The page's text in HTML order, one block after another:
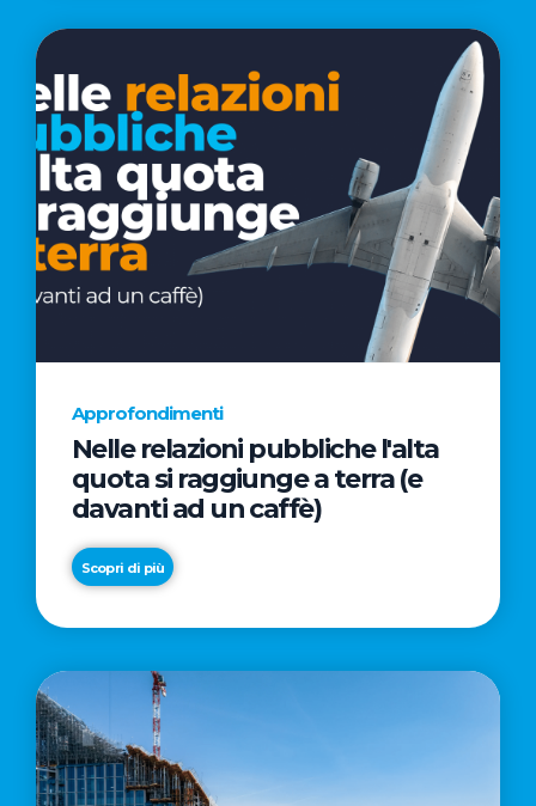
Approfondimenti
Nelle relazioni pubbliche l'alta
quota si raggiunge a terra (e
davanti ad un caffè)
Scopri di più